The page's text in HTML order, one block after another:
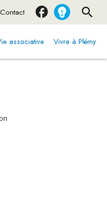
Contact
associative Vivre à Plémy